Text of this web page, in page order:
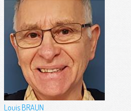
Louis BRAUN